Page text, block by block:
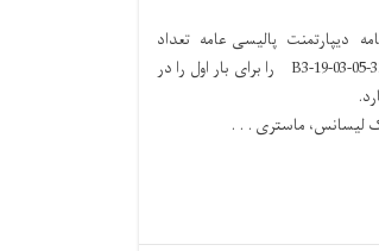
دیپارتمنت پالیسی عامه تعداد
یک بست کد بست 28-32-B3-19-03-05 را برای بار اول را در
لیسانس، ماستری . . .